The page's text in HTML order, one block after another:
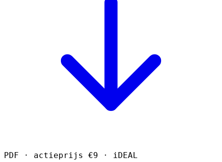
PDF · actieprijs €9 · iDEAL